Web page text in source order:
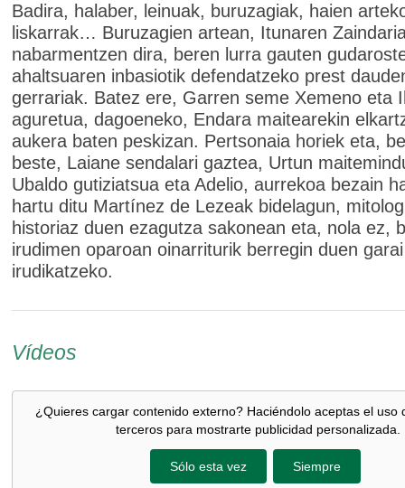
Badira, halaber, leinuak, buruzagiak, haien
liskarrak… Buruzagien artean, Itunaren
nabarmentzen dira, beren lurra gauten
ahaltsuaren inbasiotik defendatzeko prest
gerrariak. Batez ere, Garren seme Xemeno eta
aguretua, dagoeneko, Endara maitearekin
aukera baten peskizan. Pertsonaia horiek eta,
beste, Laiane sendalari gaztea, Urtun
Ubaldo gutiziatsua eta Adelio, aurrekoa bezain
hartu ditu Martínez de Lezeak bidelagun,
historiaz duen ezagutza sakonean eta, nola ez,
irudimen oparoan oinarriturik berregin duen
irudikatzeko.
Vídeos
¿Quieres cargar contenido externo? Haciéndolo aceptas el uso
terceros para mostrarte publicidad personalizada.
Sólo esta vez Siempre